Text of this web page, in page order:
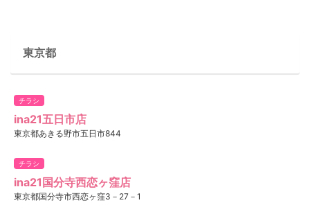
東京都
チラシ
ina21五日市店
東京都あきる野市五日市844
チラシ
ina21国分寺西恋ヶ窪店
東京都国分寺市西恋ヶ窪3－27－1